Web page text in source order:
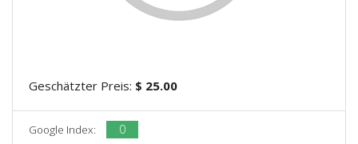
Geschätzter Preis: $ 25.00
Google Index: 0